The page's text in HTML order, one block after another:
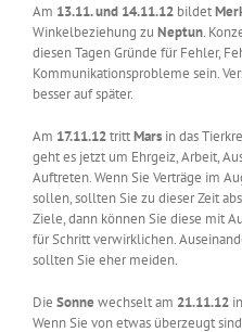
Am 13.11. und 14.11.12 bildet
Winkelbeziehung zu Neptun.
diesen Tagen Gründe für Fehler,
Kommunikationsprobleme sein.
besser auf später.
Am 17.11.12trittMars in das
geht es jetzt um Ehrgeiz, Arbeit,
Auftreten. Wenn Sie Verträge im
sollen, sollten Sie zu dieser Zeit
Ziele, dann können Sie diese mit
für Schritt verwirklichen.
sollten Sie eher meiden.
Die Sonne wechselt am 21.11.12
Wenn Sie von etwas überzeugt